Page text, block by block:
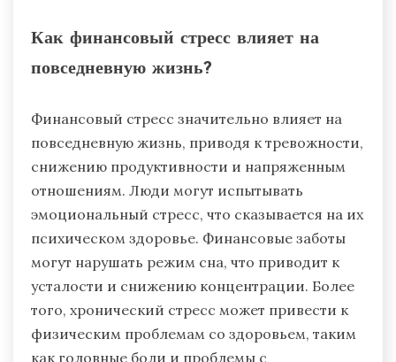
Как финансовый стресс влияет на
повседневную жизнь?
Финансовый стресс значительно влияет на
повседневную жизнь, приводя к тревожности,
снижению продуктивности и напряженным
отношениям. Люди могут испытывать
эмоциональный стресс, что сказывается на их
психическом здоровье. Финансовые заботы
могут нарушать режим сна, что приводит к
усталости и снижению концентрации. Более
того, хронический стресс может привести к
физическим проблемам со здоровьем, таким
как головные боли и проблемы с